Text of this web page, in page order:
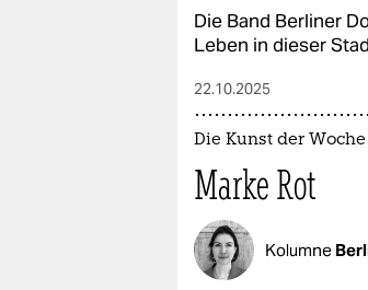
Die Band Berliner
Leben in dieser
22.10.2025
Die Kunst der Woche
Marke Rot
Kolumne